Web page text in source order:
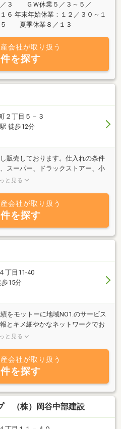
／３ ＧＷ休業５／３～５／
年末年始休業：１２／３０～１
夏季休業８／１３
会社が取り扱う
を探す
２丁目５－３
徒歩12分
販売しております。仕入れの条件
スーパー、ドラックストアー、小
なるべく築浅です。リビングダイ
、オート開閉洗浄トイレ、お湯張
粧台は小物が隠れる収納タイプに
は、耐久性に優れた上質の材料を
家しか提供しない」「全ての物件
全員が全力で手掛け努力していま
覧ください。
と見る
会社が取り扱う
を探す
丁目11-40
15分
をモットーに地域NO1.のサービス
とキメ細やかなネットワークでお
お問い合わせ下さい。お待ちして
と見る
会社が取り扱う
を探す
（株）岡谷中部建設